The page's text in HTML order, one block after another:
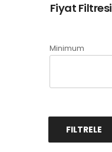
Fiyat Filtresi
Minimum
FILTRELE